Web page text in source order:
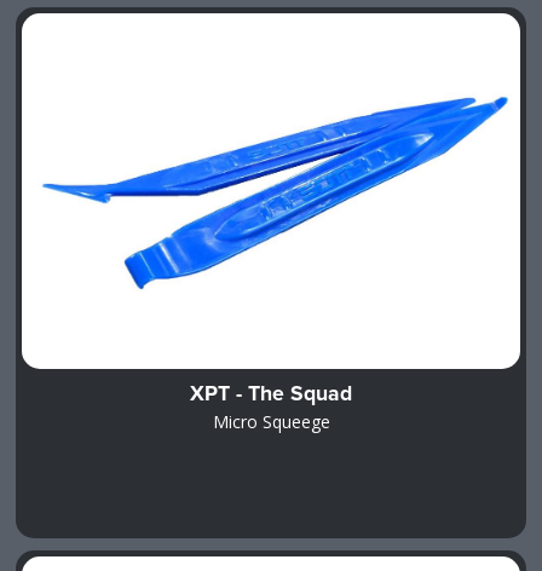
XPT - The Squad
Micro Squeege